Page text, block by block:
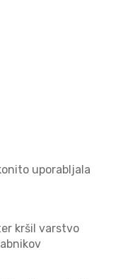
uporabljala
kršil varstvo